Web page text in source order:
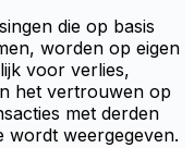
die op basis
worden op eigen
voor verlies,
het vertrouwen op
met derden
wordt weergegeven.